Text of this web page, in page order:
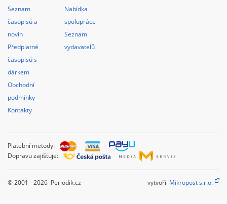
Seznam
časopisů a
novin
Předplatné
časopisů s
dárkem
Obchodní
podmínky
Kontakty
Nabídka
spolupráce
Seznam
vydavatelů
Platební metody:
Dopravu zajišťuje:
© 2001 - 2026 Periodik.cz vytvořil Mikropost s.r.o.